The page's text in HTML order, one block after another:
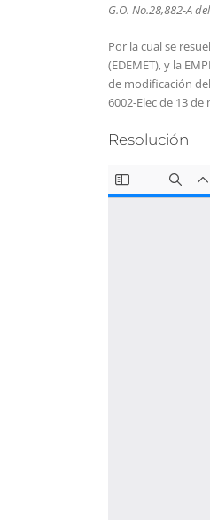
G.O. No.28,882-A
Por la cual se
(EDEMET), y la
de modificación
6002-Elec de 13 de
Resolución